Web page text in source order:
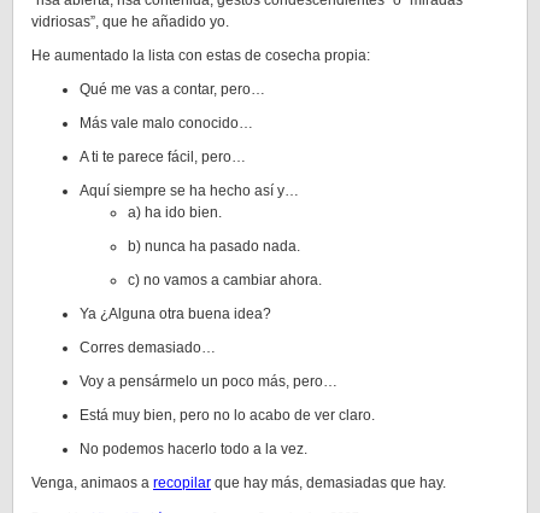
vidriosas”, que he añadido yo.
He aumentado la lista con estas de cosecha propia:
Qué me vas a contar, pero…
Más vale malo conocido…
A ti te parece fácil, pero…
Aquí siempre se ha hecho así y…
a) ha ido bien.
b) nunca ha pasado nada.
c) no vamos a cambiar ahora.
Ya ¿Alguna otra buena idea?
Corres demasiado…
Voy a pensármelo un poco más, pero…
Está muy bien, pero no lo acabo de ver claro.
No podemos hacerlo todo a la vez.
Venga, animaos a recopilar que hay más, demasiadas que hay.